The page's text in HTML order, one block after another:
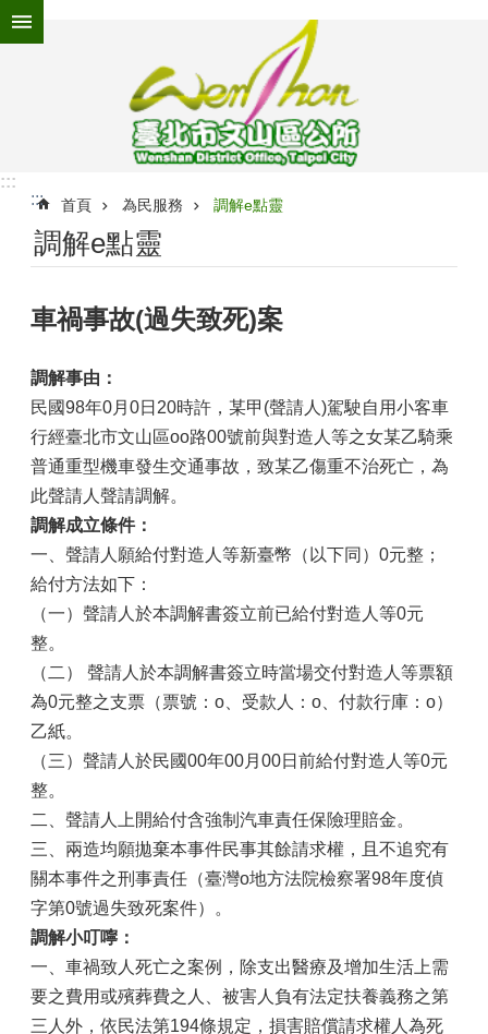
跳到主要內容區塊
為
服
務
機
紹
識
文
山
區
政
報
鄰
資
訊
救
災
資
訊
網
(Disaster
prevention
response)
:::
:::
首頁 為民服務 調解e點靈
調解e點靈
車禍事故(過失致死)案
調解事由：
民國98年0月0日20時許，某甲(聲請人)駕駛自用小客車
行經臺北市文山區oo路00號前與對造人等之女某乙騎乘
普通重型機車發生交通事故，致某乙傷重不治死亡，為
此聲請人聲請調解。
調解成立條件：
一、聲請人願給付對造人等新臺幣（以下同）0元整；
給付方法如下：
（一）聲請人於本調解書簽立前已給付對造人等0元
整。
（二） 聲請人於本調解書簽立時當場交付對造人等票額
為0元整之支票（票號：o、受款人：o、付款行庫：o）
乙紙。
（三）聲請人於民國00年00月00日前給付對造人等0元
整。
二、聲請人上開給付含強制汽車責任保險理賠金。
三、兩造均願拋棄本事件民事其餘請求權，且不追究有
關本事件之刑事責任（臺灣o地方法院檢察署98年度偵
字第0號過失致死案件）。
調解小叮嚀：
一、車禍致人死亡之案例，除支出醫療及增加生活上需
要之費用或殯葬費之人、被害人負有法定扶養義務之第
三人外，依民法第194條規定，損害賠償請求權人為死